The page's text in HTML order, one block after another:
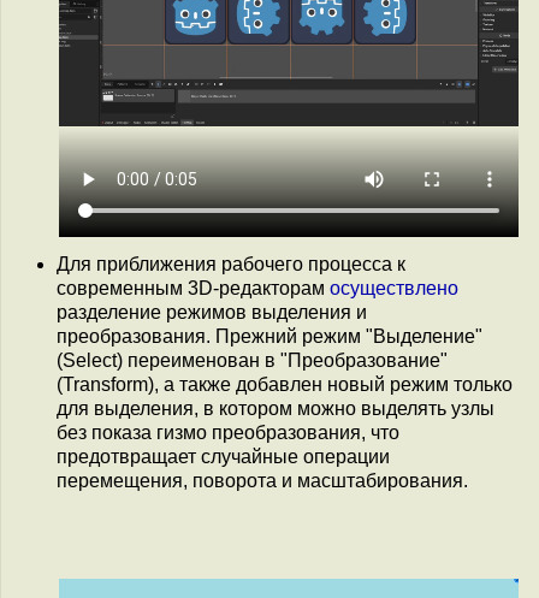
Для приближения рабочего процесса к
современным 3D-редакторам осуществлено
разделение режимов выделения и
преобразования. Прежний режим "Выделение"
(Select) переименован в "Преобразование"
(Transform), а также добавлен новый режим только
для выделения, в котором можно выделять узлы
без показа гизмо преобразования, что
предотвращает случайные операции
перемещения, поворота и масштабирования.